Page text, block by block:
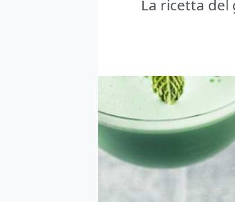
La ricetta del